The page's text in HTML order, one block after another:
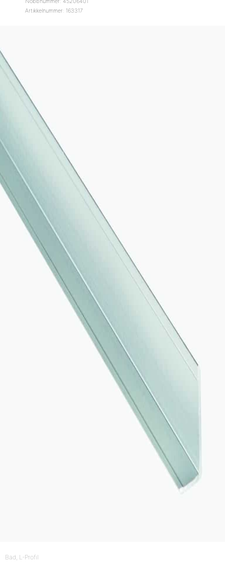
Artikkelnummer: 163317
Bad, L-Profil